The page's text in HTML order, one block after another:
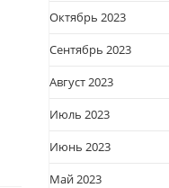
Октябрь 2023
Сентябрь 2023
Август 2023
Июль 2023
Июнь 2023
Май 2023